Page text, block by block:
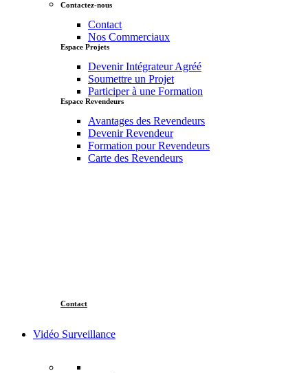
Contactez-nous
Contact
Nos Commerciaux
Espace Projets
Devenir Intégrateur Agréé
Soumettre un Projet
Participer à une Formation
Espace Revendeurs
Avantages des Revendeurs
Devenir Revendeur
Formation pour Revendeurs
Carte des Revendeurs
Contact
Vidéo Surveillance